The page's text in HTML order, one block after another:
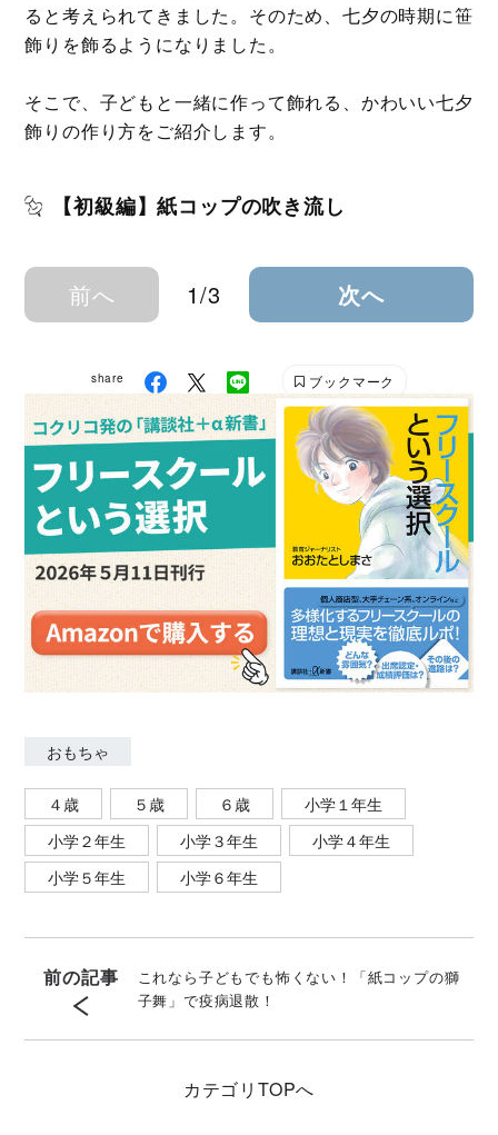
ると考えられてきました。そのため、七夕の時期に笹
飾りを飾るようになりました。
そこで、子どもと一緒に作って飾れる、かわいい七夕
飾りの作り方をご紹介します。
【初級編】紙コップの吹き流し
前へ 1/3 次へ
share ブックマーク
おもちゃ
４歳 ５歳 ６歳
小学１年生
小学２年生
小学３年生
小学４年生
小学５年生
小学６年生
前の記事
これなら子どもでも怖くない！「紙コップの獅
子舞」で疫病退散！
カテゴリ TOPへ